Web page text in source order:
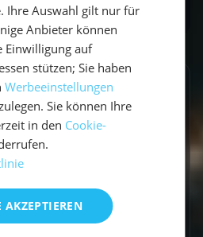
abseits der üblichen
Ihre Auswahl gilt nur für
Anbieter können
Einwilligung auf
stützen; Sie haben
Werbeeinstellungen
Sie können Ihre
in den Cookie-
AKZEPTIEREN